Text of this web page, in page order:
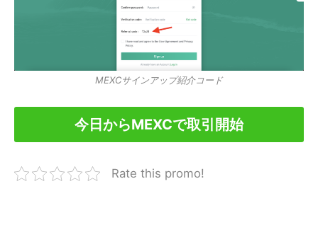
MEXCサインアップ紹介コード
今日からMEXCで取引開始
Rate this promo!